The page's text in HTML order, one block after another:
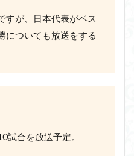
すが、日本代表がベス
についても放送をする
試合を放送予定。